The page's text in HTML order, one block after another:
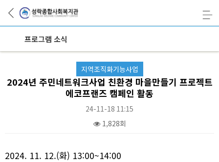
프로그램 소식
지역조직화기능사업
2024년 주민네트워크사업 친환경 마을만들기 프로젝트
에코프랜즈 캠페인 활동
24-11-18 11:15
1,828회
2024. 11. 12.(화) 13:00~14:00